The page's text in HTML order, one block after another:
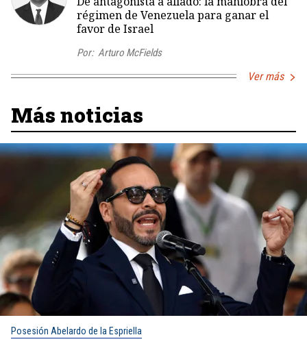
régimen de Venezuela para ganar el
favor de Israel
Por: Arturo McFields
Ver más
Más noticias
Posesión Abelardo de la Espriella